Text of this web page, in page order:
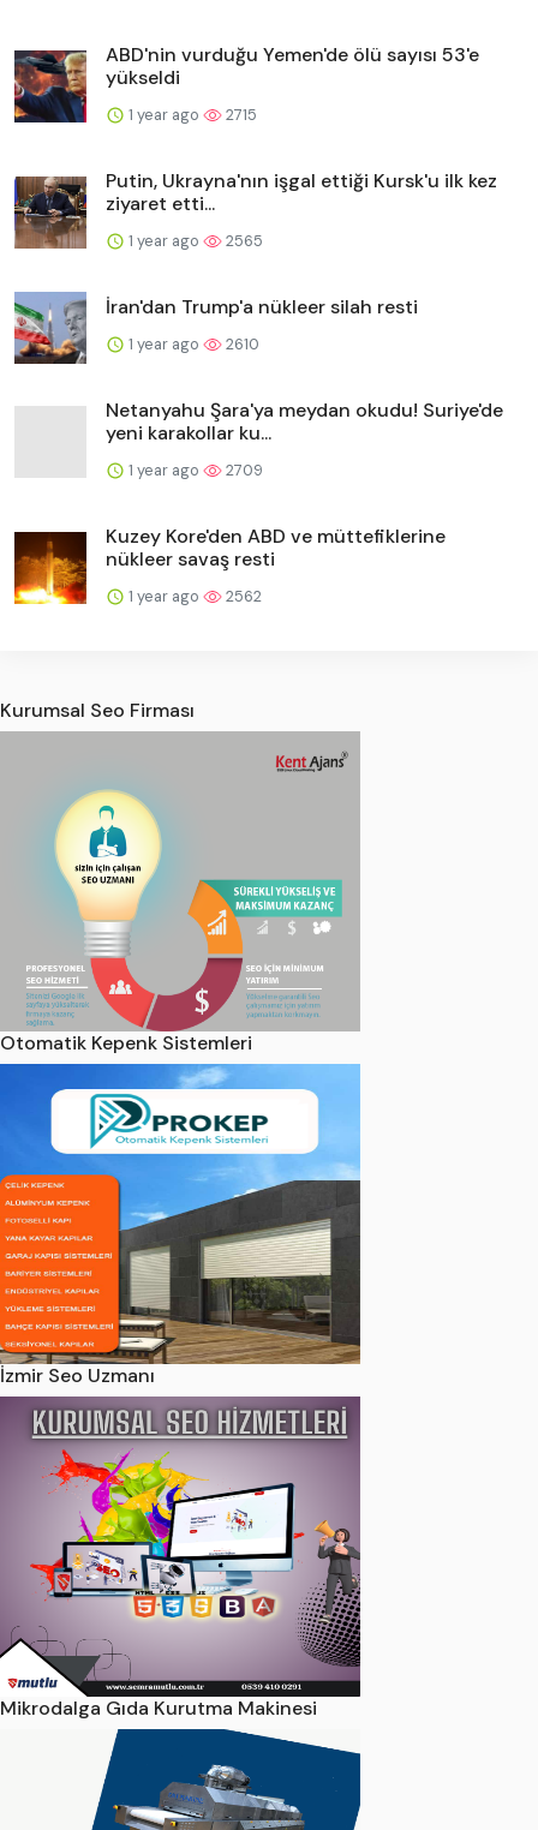
ABD'nin vurduğu Yemen'de ölü sayısı 53'e
yükseldi
1 year ago 2715
Putin, Ukrayna'nın işgal ettiği Kursk'u ilk kez
ziyaret etti...
1 year ago 2565
İran'dan Trump'a nükleer silah resti
1 year ago 2610
Netanyahu Şara'ya meydan okudu! Suriye'de
yeni karakollar ku...
1 year ago 2709
Kuzey Kore'den ABD ve müttefiklerine
nükleer savaş resti
1 year ago 2562
Kurumsal Seo Firması
Otomatik Kepenk Sistemleri
İzmir Seo Uzmanı
Mikrodalga Gıda Kurutma Makinesi